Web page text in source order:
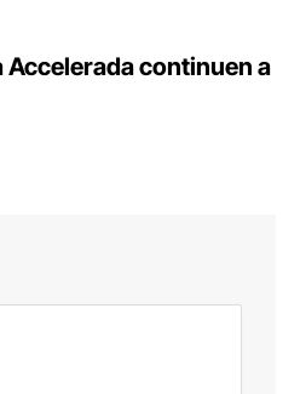
Accelerada continuen a